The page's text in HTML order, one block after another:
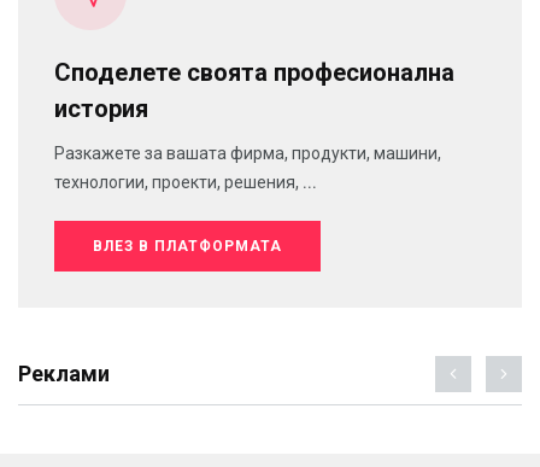
Споделете своята професионална
история
Разкажете за вашата фирма, продукти, машини,
технологии, проекти, решения, ...
ВЛЕЗ В ПЛАТФОРМАТА
Реклами